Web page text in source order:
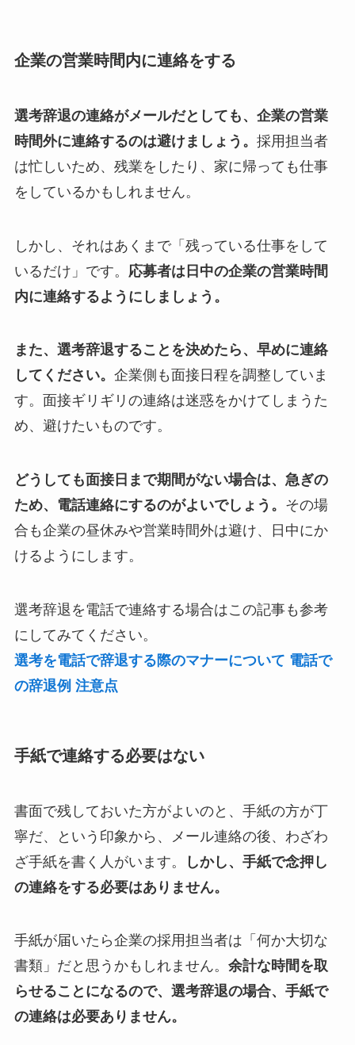
企業の営業時間内に連絡をする
選考辞退の連絡がメールだとしても、企業の営業
時間外に連絡するのは避けましょう。 採用担当者
は忙しいため、残業をしたり、家に帰っても仕事
をしているかもしれません。
しかし、それはあくまで「残っている仕事をして
いるだけ」です。 応募者は日中の企業の営業時間
内に連絡するようにしましょう。
また、選考辞退することを決めたら、早めに連絡
してください。 企業側も面接日程を調整していま
す。面接ギリギリの連絡は迷惑をかけてしまうた
め、避けたいものです。
どうしても面接日まで期間がない場合は、急ぎの
ため、電話連絡にするのがよいでしょう。 その場
合も企業の昼休みや営業時間外は避け、日中にか
けるようにします。
選考辞退を電話で連絡する場合はこの記事も参考
にしてみてください。
選考を電話で辞退する際のマナーについて 電話で
の辞退例 注意点
手紙で連絡する必要はない
書面で残しておいた方がよいのと、手紙の方が丁
寧だ、という印象から、メール連絡の後、わざわ
ざ手紙を書く人がいます。
しかし、手紙で念押し
の連絡をする必要はありません。
手紙が届いたら企業の採用担当者は「何か大切な
書類」だと思うかもしれません。 余計な時間を取
らせることになるので、選考辞退の場合、手紙で
の連絡は必要ありません。